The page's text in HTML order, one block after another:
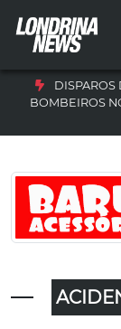
BOMBEIROS